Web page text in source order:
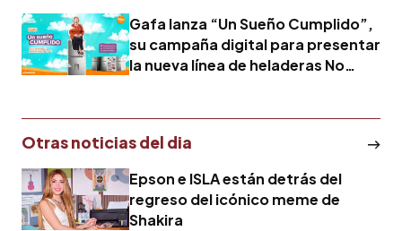
Gafa lanza “Un Sueño Cumplido”,
su campaña digital para presentar
la nueva línea de heladeras No
Otras noticias del dia
Epson e ISLA están detrás del
regreso del icónico meme de
Shakira